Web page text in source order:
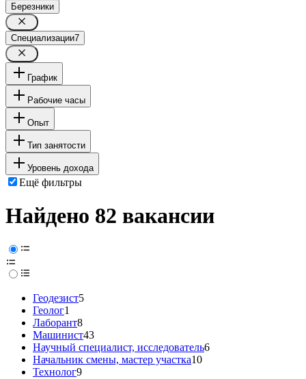
Березники
Специализации7
График
Рабочие часы
Опыт
Тип занятости
Уровень дохода
Ещё фильтры
Найдено 82 вакансии
Геодезист5
Геолог1
Лаборант8
Машинист43
Научный специалист, исследователь6
Начальник смены, мастер участка10
Технолог9